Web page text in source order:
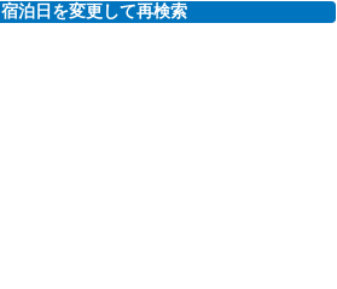
宿泊日を変更して再検索